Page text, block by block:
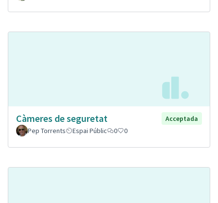
Càmeres de seguretat
Acceptada
Pep Torrents
Espai Públic 0 0